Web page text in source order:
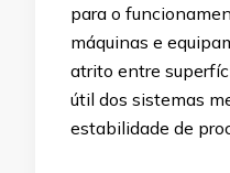
para o
máquinas e
atrito entre
útil dos sistemas
estabilidade de